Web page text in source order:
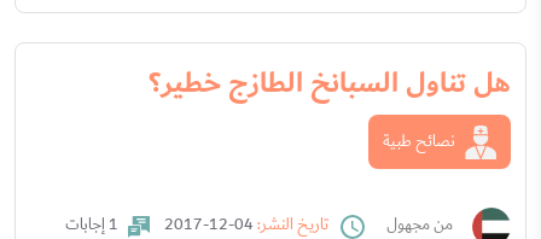
هل تناول السبانخ الطازج خطير؟
نصائح طبية
من مجهول تاريخ النشر: 1 إجابات